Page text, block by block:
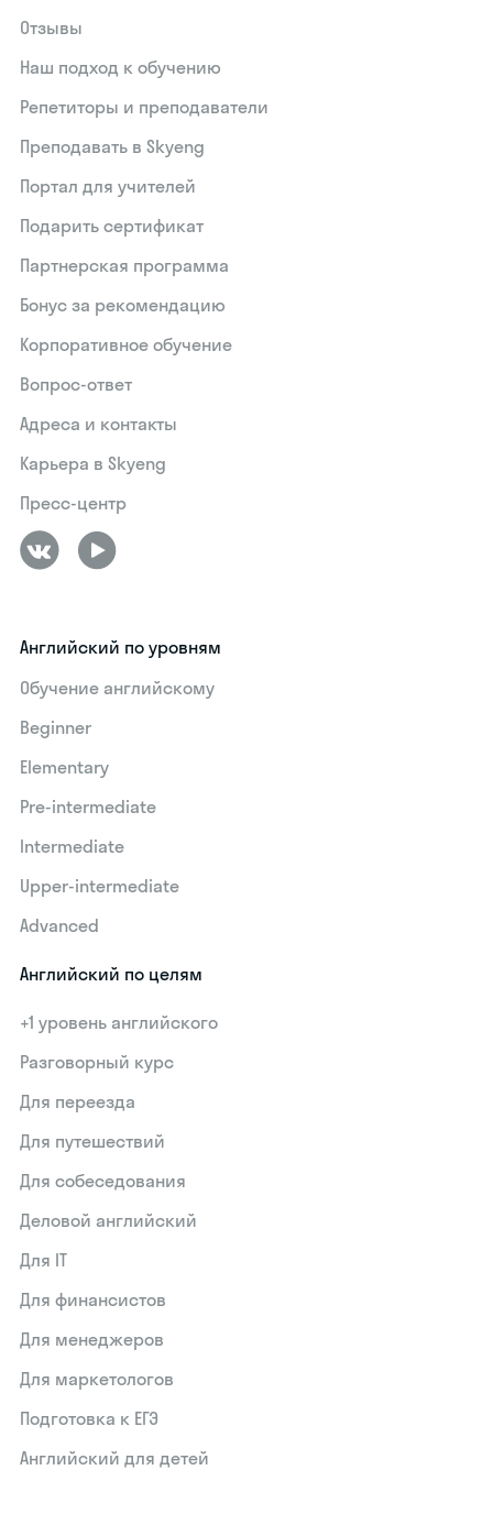
Отзывы
Наш подход к обучению
Репетиторы и преподаватели
Преподавать в Skyeng
Портал для учителей
Подарить сертификат
Партнерская программа
Бонус за рекомендацию
Корпоративное обучение
Вопрос-ответ
Адреса и контакты
Карьера в Skyeng
Пресс-центр
Английский по уровням
Обучение английскому
Beginner
Elementary
Pre-intermediate
Intermediate
Upper-intermediate
Advanced
Английский по целям
+1 уровень английского
Разговорный курс
Для переезда
Для путешествий
Для собеседования
Деловой английский
Для IT
Для финансистов
Для менеджеров
Для маркетологов
Подготовка к ЕГЭ
Английский для детей